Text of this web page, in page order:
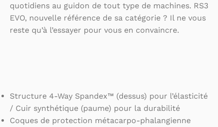
quotidiens au guidon de tout type de machines. RS3
EVO, nouvelle référence de sa catégorie ? Il ne vous
reste qu’à l’essayer pour vous en convaincre.
Structure 4-Way Spandex™ (dessus) pour l’élasticité
/ Cuir synthétique (paume) pour la durabilité
Coques de protection métacarpo-phalangienne